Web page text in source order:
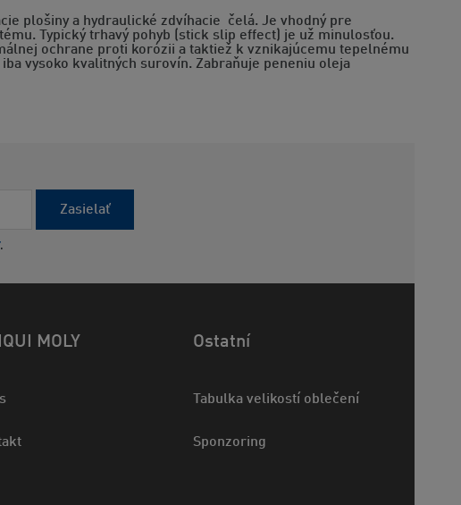
plošiny a hydraulické zdvíhacie čelá. Je vhodný pre
Typický trhavý pohyb (stick slip effect) je už minulosťou.
ochrane proti korózii a taktiež k vznikajúcemu tepelnému
vysoko kvalitných surovín. Zabraňuje peneniu oleja
Zasielať
.
MOLY Ostatní
Tabulka velikostí oblečení
Sponzoring